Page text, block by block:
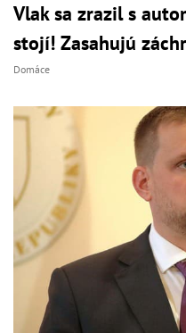
Vlak sa zrazil s
stojí! Zasahujú
Domáce